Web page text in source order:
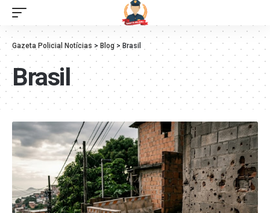
Gazeta Policial Notícias > Blog> Brasil
Brasil